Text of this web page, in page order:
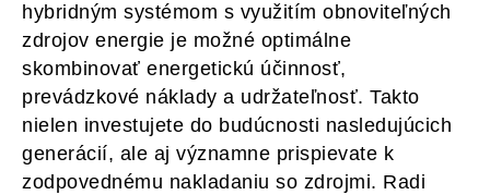
hybridným systémom s využitím obnoviteľných
zdrojov energie je možné optimálne
skombinovať energetickú účinnosť,
prevádzkové náklady a udržateľnosť. Takto
nielen investujete do budúcnosti nasledujúcich
generácií, ale aj významne prispievate k
zodpovednému nakladaniu so zdrojmi. Radi